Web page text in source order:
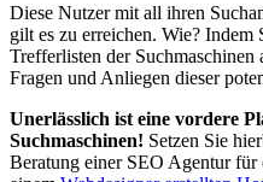
Diese Nutzer mit all ihren
gilt es zu erreichen. Wie?
Trefferlisten der
Fragen und Anliegen dieser
Unerlässlich ist eine vordere
Suchmaschinen! Setzen Sie
Beratung einer SEO Agentur